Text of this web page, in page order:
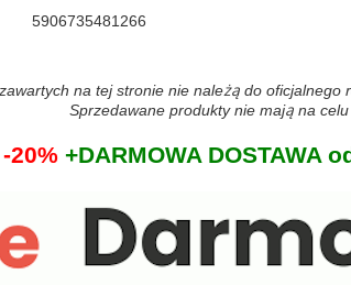
5906735481266
na tej stronie nie należą do
Sprzedawane produkty nie mają na
20%+DARMOWA DOSTAWA